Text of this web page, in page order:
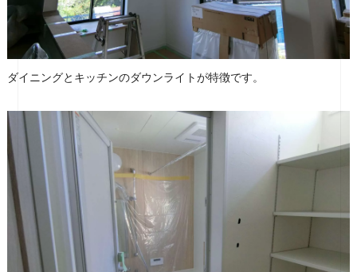
ダイニングとキッチンのダウンライトが特徴です。